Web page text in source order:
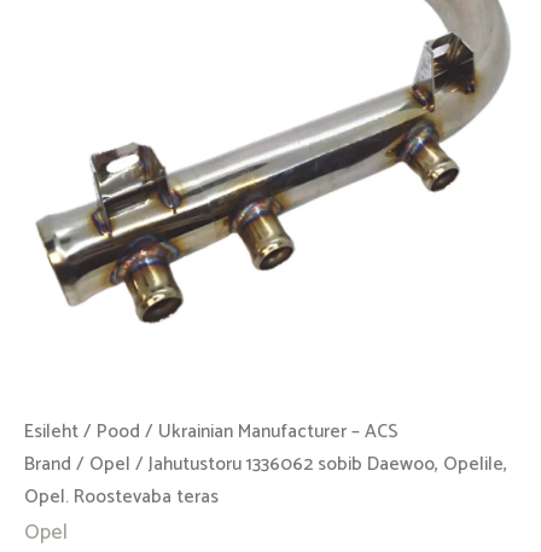
Esileht/ Pood / Ukrainian Manufacturer – ACS
Brand / Opel / Jahutustoru 1336062 sobib Daewoo, Opelile,
Opel. Roostevaba teras
Opel